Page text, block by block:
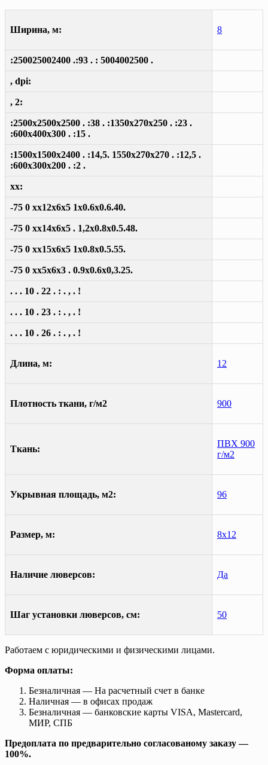
Ширина, м: 8
:250025002400 .:93 . : 5004002500 .
, dpi:
, 2:
:2500x2500x2500 . :38 . :1350x270x250 . :23 .
:600x400x300 . :15 .
:1500x1500x2400 . :14,5. 1550x270x270 . :12,5 .
:600x300x200 . :2 .
xx:
-75 0 xx12x6x5 1x0.6x0.6.40.
-75 0 xx14x6x5 . 1,2x0.8x0.5.48.
-75 0 xx15x6x5 1x0.8x0.5.55.
-75 0 xx5x6x3 . 0.9x0.6x0,3.25.
. . . 10 . 22 . : . , . !
. . . 10 . 23 . : . , . !
. . . 10 . 26 . : . , . !
Длина, м: 12
Плотность ткани, г/м2 900
Ткань:
ПВХ 900
г/м2
Укрывная площадь, м2: 96
Размер, м: 8х12
Наличие люверсов: Да
Шаг установки люверсов, см: 50
Работаем с юридическими и физическими лицами.
Форма оплаты:
Безналичная — На расчетный счет в банке
Наличная — в офисах продаж
Безналичная — банковские карты VISA, Mastercard,
МИР, СПБ
Предоплата по предварительно согласованому заказу —
100%.